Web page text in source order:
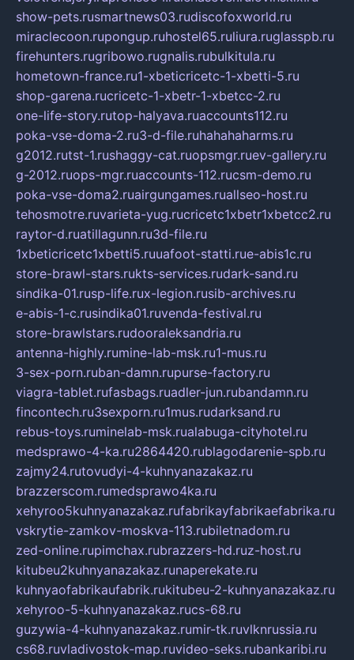
show-pets.rusmartnews03.rudiscofoxworld.ru
miraclecoon.rupongup.ruhostel65.ruliura.ruglasspb.ru
firehunters.rugribowo.rugnalis.rubulkitula.ru
hometown-france.ru1-xbeticricetc-1-xbetti-5.ru
shop-garena.rucricetc-1-xbetr-1-xbetcc-2.ru
one-life-story.rutop-halyava.ruaccounts112.ru
poka-vse-doma-2.ru3-d-file.ruhahahaharms.ru
g2012.rutst-1.rushaggy-cat.ruopsmgr.ruev-gallery.ru
g-2012.ruops-mgr.ruaccounts-112.rucsm-demo.ru
poka-vse-doma2.ruairgungames.ruallseo-host.ru
tehosmotre.ruvarieta-yug.rucricetc1xbetr1xbetcc2.ru
raytor-d.ruatillagunn.ru3d-file.ru
1xbeticricetc1xbetti5.ruuafoot-statti.rue-abis1c.ru
store-brawl-stars.rukts-services.rudark-sand.ru
sindika-01.rusp-life.rux-legion.rusib-archives.ru
e-abis-1-c.rusindika01.ruvenda-festival.ru
store-brawlstars.rudooraleksandria.ru
antenna-highly.rumine-lab-msk.ru1-mus.ru
3-sex-porn.ruban-damn.rupurse-factory.ru
viagra-tablet.rufasbags.ruadler-jun.rubandamn.ru
fincontech.ru3sexporn.ru1mus.rudarksand.ru
rebus-toys.ruminelab-msk.rualabuga-cityhotel.ru
medsprawo-4-ka.ru2864420.rublagodarenie-spb.ru
zajmy24.rutovudyi-4-kuhnyanazakaz.ru
brazzerscom.rumedsprawo4ka.ru
xehyroo5kuhnyanazakaz.rufabrikayfabrikaefabrika.ru
vskrytie-zamkov-moskva-113.rubiletnadom.ru
zed-online.rupimchax.rubrazzers-hd.ruz-host.ru
kitubeu2kuhnyanazakaz.runaperekate.ru
kuhnyaofabrikaufabrik.rukitubeu-2-kuhnyanazakaz.ru
xehyroo-5-kuhnyanazakaz.rucs-68.ru
guzywia-4-kuhnyanazakaz.rumir-tk.ruvlknrussia.ru
cs68.ruvladivostok-map.ruvideo-seks.rubankaribi.ru